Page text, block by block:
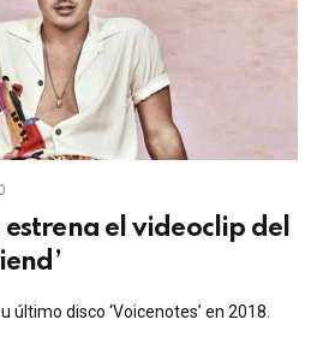
el videoclip del
último disco ‘Voicenotes’ en 2018.